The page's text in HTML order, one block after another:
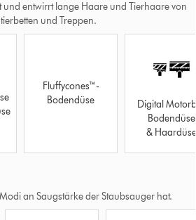
und entwirrt lange Haare und Tierhaare von
und Treppen.
Dyson
PencilVac™
Fluffycones™-
Bodendüse
Gen5detect
Absolute
Digital
Bodendüse
&
an Saugstärke der Staubsauger hat.